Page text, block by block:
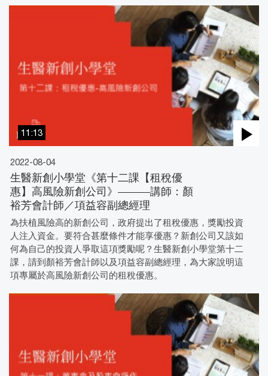
11:13
2022-08-04
生醫新創小學堂《第十二課【租稅優
惠】高風險新創公司》———講師：顏
裕芳會計師／項益容副總經理
為扶植風險高的新創公司，政府提出了租稅優惠，獎勵投資
人注入資金。要符合甚麼條件才能享優惠？新創公司又該如
何為自己的投資人爭取這項獎勵呢？生醫新創小學堂第十二
課，請到顏裕芳會計師以及項益容副總經理，為大家說明這
項專屬於高風險新創公司的租稅優惠。